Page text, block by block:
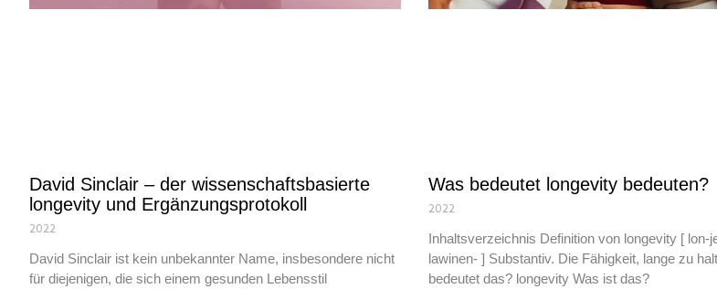
David Sinclair – der wissenschaftsbasierte
longevity und Ergänzungsprotokoll
2022
David Sinclair ist kein unbekannter Name, insbesondere nicht
für diejenigen, die sich einem gesunden Lebensstil
Was bedeutet longevity bedeuten?
2022
Inhaltsverzeichnis Definition von longevity [ lon-
lawinen- ] Substantiv. Die Fähigkeit, lange zu
bedeutet das? longevity Was ist das?